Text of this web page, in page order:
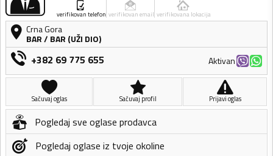
verifikovan telefon verifikovan email verifikovana lokacija
Crna Gora
BAR/ BAR (UŽI DIO)
+382 69 775 655 Aktivan
Sačuvaj oglas Sačuvaj profil Prijavi oglas
Pogledaj sve oglase prodavca
Pogledaj oglase iz tvoje okoline